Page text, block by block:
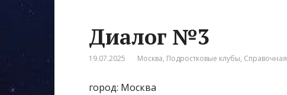
Диалог №3
19.07.2025 Москва, Подростковые клубы, Справочная
город: Москва